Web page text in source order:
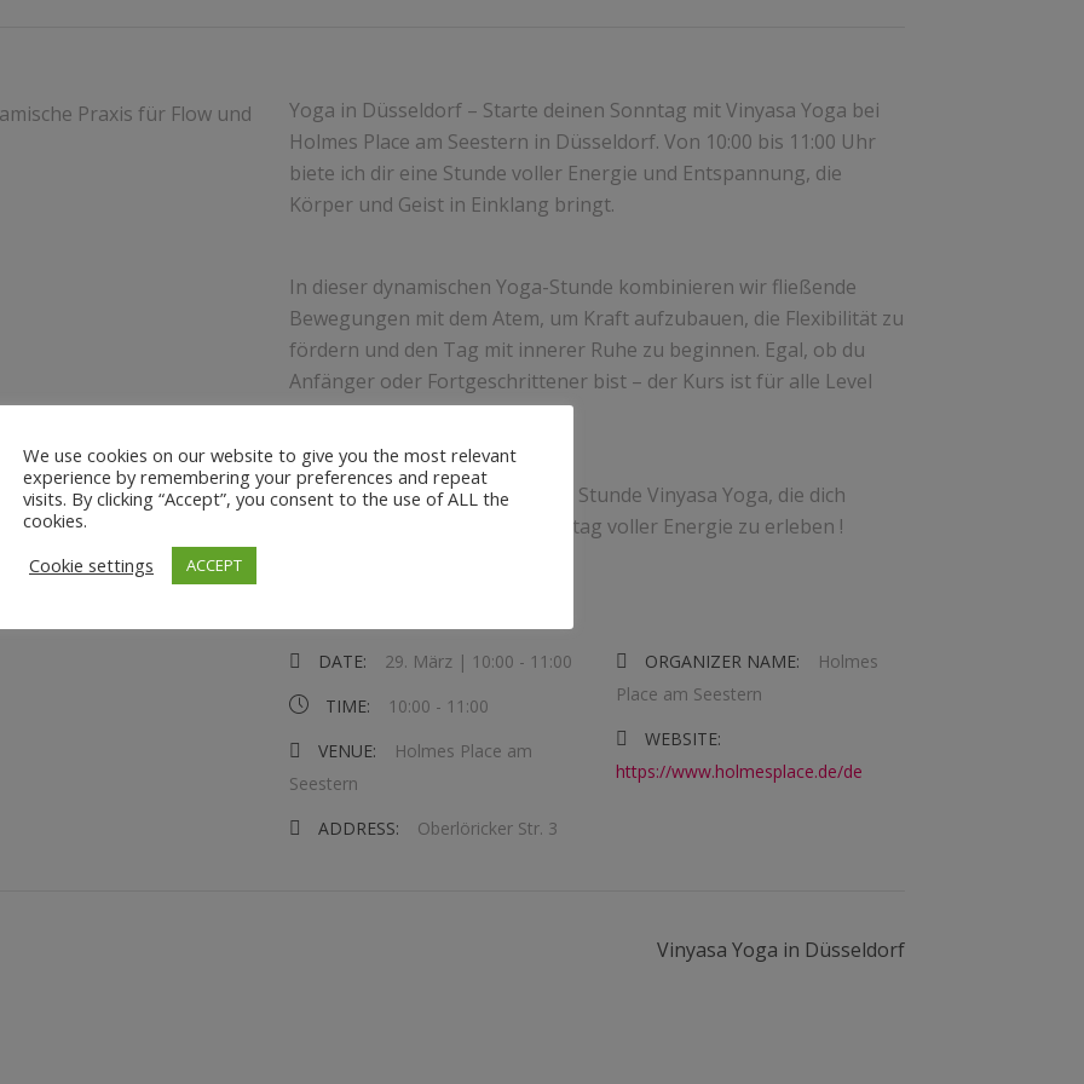
Yoga in Düsseldorf – Starte deinen Sonntag mit Vinyasa Yoga bei
Holmes Place am Seestern in Düsseldorf. Von 10:00 bis 11:00 Uhr
biete ich dir eine Stunde voller Energie und Entspannung, die
Körper und Geist in Einklang bringt.
In dieser dynamischen Yoga-Stunde kombinieren wir fließende
Bewegungen mit dem Atem, um Kraft aufzubauen, die Flexibilität zu
fördern und den Tag mit innerer Ruhe zu beginnen. Egal, ob du
Anfänger oder Fortgeschrittener bist – der Kurs ist für alle Level
geeignet.
Komm vorbei und genieße eine Stunde Vinyasa Yoga, die dich
erfrischt und dir hilft, den Sonntag voller Energie zu erleben !
DATE: 29. März | 10:00 - 11:00
TIME:
10:00 - 11:00
VENUE:
Holmes Place am
Seestern
ADDRESS:
Oberlöricker Str. 3
ORGANIZER NAME:
Holmes
Place am Seestern
WEBSITE:
https://www.holmesplace.de/de
Vinyasa Yoga in Düsseldorf
We use cookies on our website to give you the most relevant
experience by remembering your preferences and repeat
visits. By clicking “Accept”, you consent to the use of ALL the
cookies.
Cookie settings
ACCEPT